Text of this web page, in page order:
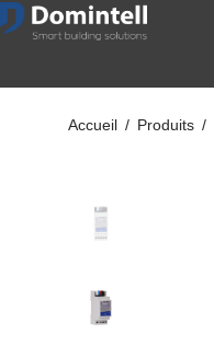
Accueil / Produits /